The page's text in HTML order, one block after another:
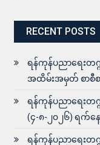
RECENT POSTS
ရန်ကုန်ပညာရေးတ
အထိမ်းအမှတ် စာစီစ
ရန်ကုန်ပညာရေးတ
(၄-၈-၂၀၂၆) ရက်န
ရန်ကုန်ပညာရေး